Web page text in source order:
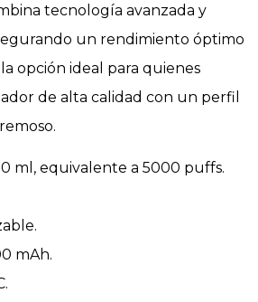
tecnología avanzada y
un rendimiento óptimo
opción ideal para quienes
de alta calidad con un perfil
ml, equivalente a 5000 puffs.
mAh.